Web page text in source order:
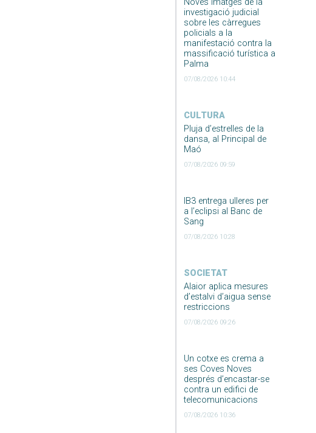
investigació judicial
sobre les càrregues
policials a la
manifestació contra la
massificació turística a
Palma
07/08/2026 10:44
CULTURA
Pluja d’estrelles de la
dansa, al Principal de
Maó
07/08/2026 09:59
IB3 entrega ulleres per
a l’eclipsi al Banc de
Sang
07/08/2026 10:28
SOCIETAT
Alaior aplica mesures
d’estalvi d’aigua sense
restriccions
07/08/2026 09:26
Un cotxe es crema a
ses Coves Noves
després d’encastar-se
contra un edifici de
telecomunicacions
07/08/2026 10:36